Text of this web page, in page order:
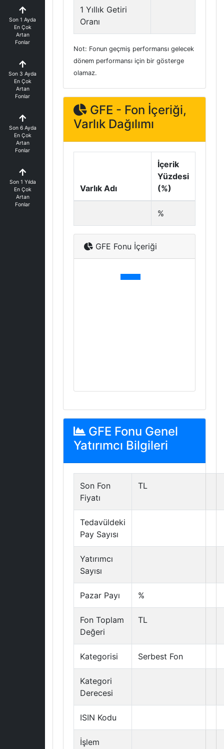
Son 1 Ayda
En Çok
Artan
Fonlar
Son 3 Ayda
En Çok
Artan
Fonlar
Son 6 Ayda
En Çok
Artan
Fonlar
Son 1 Yılda
En Çok
Artan
Fonlar
1 Yıllık Getiri
Oranı
Not: Fonun geçmiş performansı gelecek
dönem performansı için bir gösterge
olamaz.
GFE - Fon İçeriği,
Varlık Dağılımı
Varlık Adı
İçerik
Yüzdesi
(%)
%
GFE Fonu İçeriği
GFE Fonu Genel
Yatırımcı Bilgileri
Son Fon
Fiyatı
TL
Tedavüldeki
Pay Sayısı
Yatırımcı
Sayısı
Pazar Payı %
Fon Toplam
Değeri
TL
Kategorisi Serbest Fon
Kategori
Derecesi
ISIN Kodu
İşlem